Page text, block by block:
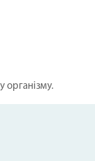
організму.